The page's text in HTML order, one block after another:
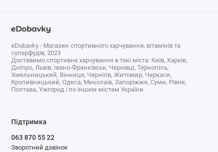
eDobavky - Магазин спортивного харчування, вітамінів та
суперфудів, 2023
Доставимо спортивне харчування в такі міста: Київ, Харків,
Дніпро, Львів, Івано-Франківськ, Чернівці, Тернопіль,
Хмельницький, Вінниця, Чернігів, Житомир, Черкаси,
Кропивницький, Одеса, Миколаїв, Запоріжжя, Суми, Рівне,
Полтава, Ужгород і по іншим містам України.
Підтримка
063 870 55 22
Зворотний дзвінок